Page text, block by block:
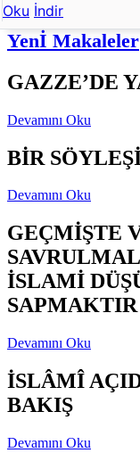
Oku İndir
Yenİ Makaleler
GAZZE’DE
Devamını Oku
BİR
Devamını Oku
GEÇMİŞTE
İSLAMİ
SAPMAKTIR
Devamını Oku
İSLÂMÎ
BAKIŞ
Devamını Oku